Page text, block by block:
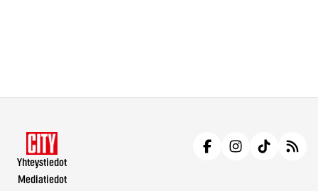
Yhteystiedot
Mediatiedot